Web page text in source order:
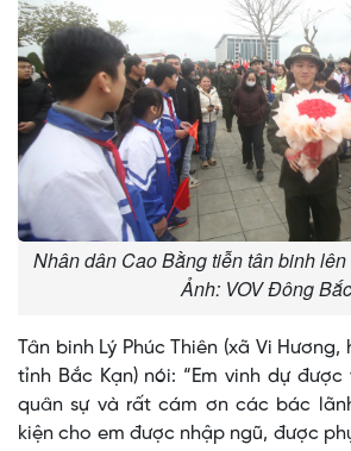
Nhân dân Cao Bằng tiễn tân binh
Ảnh: VOV Đông Bắc
Tân binh Lý Phúc Thiên (xã Vi Hương,
tỉnh Bắc Kạn) nói: “Em vinh dự
quân sự và rất cám ơn các bác
kiện cho em được nhập ngũ, được